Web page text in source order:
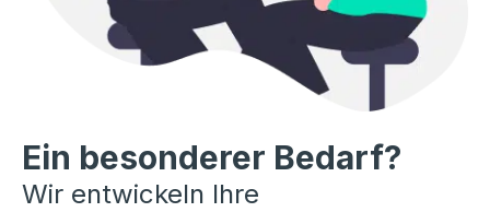
Ein besonderer Bedarf?
Wir entwickeln Ihre